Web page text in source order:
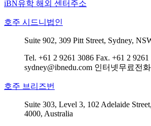
iBN유학 해외 센터주소
호주 시드니법인
Suite 902, 309 Pitt Street, Sydney,
Tel. +61 2 9261 3086 Fax. +61 2 9261
sydney@ibnedu.com 인터넷무료전화
호주 브리즈번
Suite 303, Level 3, 102 Adelaide
4000, Australia